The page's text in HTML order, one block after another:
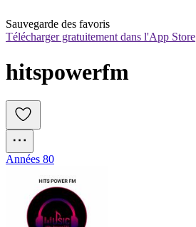
Sauvegarde des favoris
Télécharger gratuitement dans l'App Store
hitspowerfm
Années 80